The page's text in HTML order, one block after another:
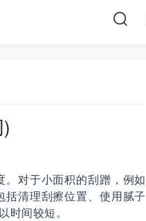
对于小面积的刮蹭，例如
清理刮擦位置、使用腻子
间较短。